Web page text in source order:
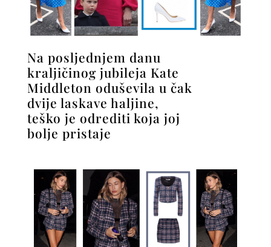
Na posljednjem danu
kraljičinog jubileja Kate
Middleton oduševila u čak
dvije laskave haljine,
teško je odrediti koja joj
bolje pristaje